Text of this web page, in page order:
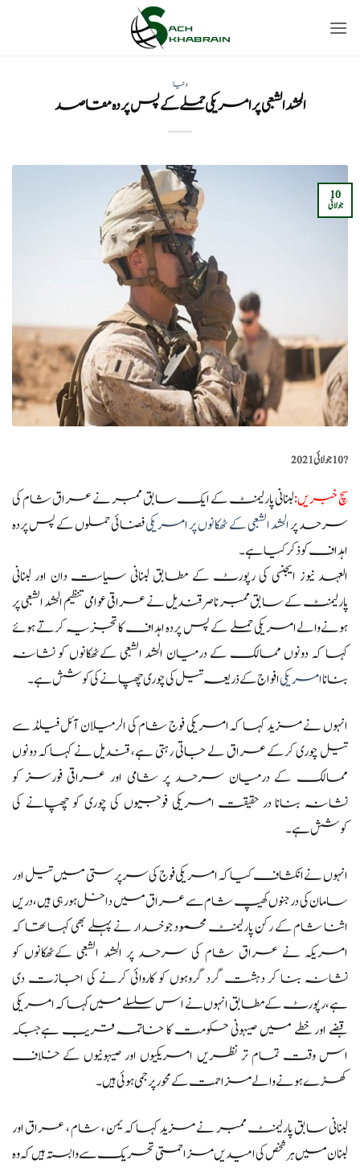
دنیا
الحشد الشعبی پر امریکی حملے کے پس پردہ مقاصد
10
جولائی
?️10 جولائی 2021
سچ خبریں:لبنانی پارلیمنٹ کے ایک سابق ممبر نے عراق شام کی
سرحد پرالحشد الشعبی کے ٹھکانوں پر امریکیفضائی حملوں کے پس پردہ
اہداف کو ذکر کیا ہے۔
العہد نیوز ایجنسی کی رپورٹ کے مطابق لبنانی سیاست دان اور لبنانی
پارلیمنٹ کے سابق ممبر ناصر قندیل نے عراقی عوامی تنظیم الحشد الشعبی پر
ہونےوالےامریکی حملے کے پس پردہ اہداف کا تجزیہ کرتے ہوئے
کہا کہ دونوں ممالک کے درمیان الحشد الشعبی کےٹھکانوں کو نشانہ
بناناامریکیافواج کے ذریعہ تیل کی چوری چھپانے کی کوشش ہے۔
انہوں نے مزید کہا کہ امریکی فوج شام کی الرمیلان آئل فیلڈ سے
تیل چوری کرکے عراق لے جاتی رہتی ہے، قندیل نے کہاکہ دونوں
ممالک کے درمیان سرحد پر شامی اور عراقی فورسز کو
نشانہ بنانا در حقیقت امریکی فوجیوں کی چوری کو چھپانے کی
کوشش ہے۔
انہوں نے انکشاف کیا کہ امریکی فوج کی سرپرستی میں تیل اور
سامان کی درجنوں کھیپ شام سے عراق میں داخل ہورہی ہیں، دریں
اثنا شام کے رکن پارلیمنٹ محمود جوخدار نے پہلے بھی کہا تھا کہ
امریکہ نے عراق شام کی سرحد پر الحشد الشعبی کےٹھکانوں کو
نشانہ بنا کر دہشت گرد گروہوں کو کاروائی کرنے کی اجازت دی
ہے،رپورٹ کے مطابق انہوں نے اس سلسلے میں کہاکہ امریکی
قبضے اور خطے میں صیہونی حکومت کا خاتمہ قریب ہےجبکہ
اس وقت تمام تر نظریں امریکیوں اور صیہونیوں کے خلاف
کھڑے ہونے والے مزاحمت کے محور پرجمی ہوئی ہیں۔
لبنانی سابق پارلیمنٹ ممبر نے مزید کہاکہ یمن ، شام ، عراق اور
لبنان میں ہر شخص کی امیدیں مزاحمتی تحریک سے وابستہ ہیں کہ وہ